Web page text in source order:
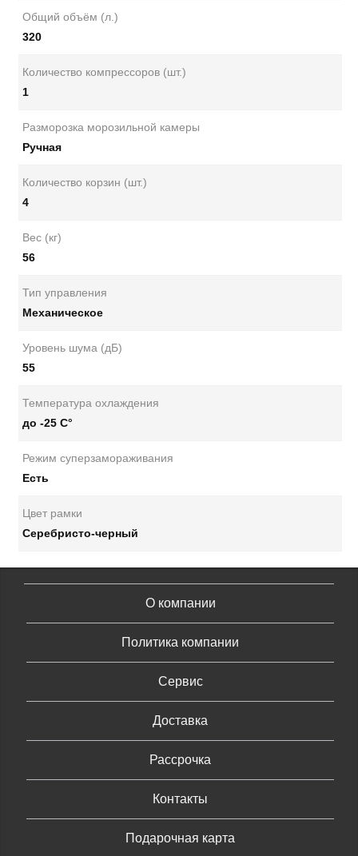
Общий объём (л.)
320
Количество компрессоров (шт.)
1
Разморозка морозильной камеры
Ручная
Количество корзин (шт.)
4
Вес (кг)
56
Тип управления
Механическое
Уровень шума (дБ)
55
Температура охлаждения
до -25 С°
Режим суперзамораживания
Есть
Цвет рамки
Серебристо-черный
О компании
Политика компании
Сервис
Доставка
Рассрочка
Контакты
Подарочная карта